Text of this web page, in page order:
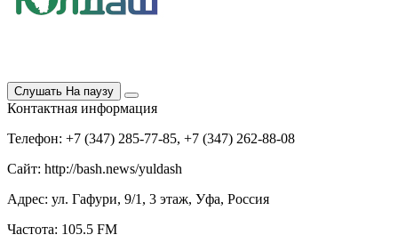
Слушать На паузу
Контактная информация
Телефон: +7 (347) 285-77-85, +7 (347) 262-88-08
Сайт: http://bash.news/yuldash
Адрес: ул. Гафури, 9/1, 3 этаж, Уфа, Россия
Частота: 105.5 FM